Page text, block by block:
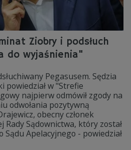
Ziobry i podsłuch
do wyjaśnienia"
Pegasusem. Sędzia
powiedział w "Strefie
najpierw odmówił zgody na
odwołania pozytywną
obecny członek
Sądownictwa, który został
Sądu Apelacyjnego - powiedział